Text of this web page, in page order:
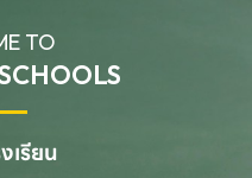
TO
เรียน